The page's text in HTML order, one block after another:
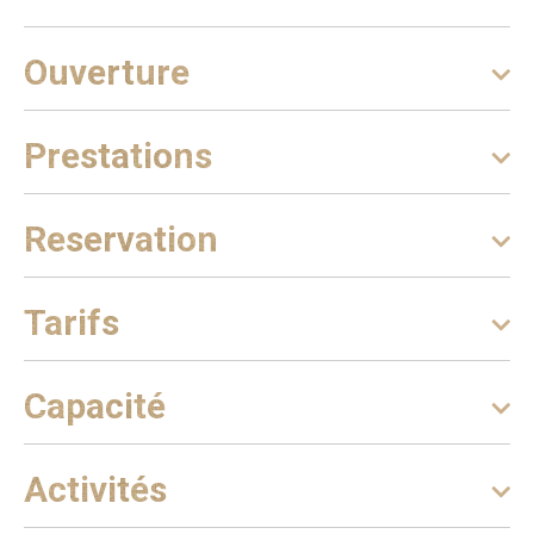
mûriers vous aussi ! - Collections naturalisées d’animaux
du monde entier. Araignées ou lépidoptères, ils ont pour
point commun …la production de soies sauvages ! Cet
ensemble remarquable (collections Lentenois) nous ouvre
les yeux sur la beauté de la nature, sa diversité et nous
rend curieux du monde du vivant, et au-delà, des
soies. A nos côtés, osez découvrir ces mondes sensibles
maquettes, films évoquent le temps de la soie et éclairent
visite sensible, au cœur de soies ? La boutique SOIE, tel
un cocon d'émerveillements, s'inscrit dans le
régionales et locales, soieries colorées aux textures
Ouverture
Prestations
Reservation
Tarifs
Capacité
Activités